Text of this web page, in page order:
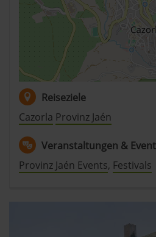
jederzeit abwählen. Weitere
verwendeten Verfahren und
»Cookies«, »Marketing« und
der Datenschutzerklärung.
Datenschutzerklärung |
Reiseziele
Cazorla Provinz Jaén
Veranstaltungen &
Provinz Jaén Events, Festivals